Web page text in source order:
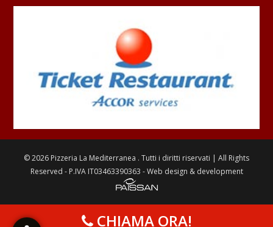
©2026 Pizzeria La Mediterranea . Tutti i diritti riservati | All Rights
Reserved - P.IVA IT03463390363 - Web design & development
CHIAMA ORA!